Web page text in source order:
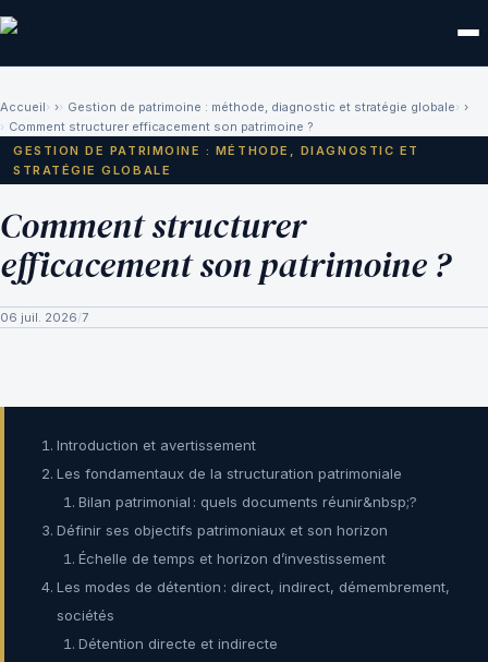
Accueil › Gestion de patrimoine : méthode, diagnostic et stratégie globale
›
Comment structurer efficacement son patrimoine ?
GESTION DE PATRIMOINE : MÉTHODE, DIAGNOSTIC ET
STRATÉGIE GLOBALE
Comment structurer
efficacement son patrimoine ?
06 juil. 2026/7
Introduction et avertissement
Les fondamentaux de la structuration patrimoniale
Bilan patrimonial : quels documents réunir&nbsp;?
Définir ses objectifs patrimoniaux et son horizon
Échelle de temps et horizon d’investissement
Les modes de détention : direct, indirect, démembrement,
sociétés
Détention directe et indirecte